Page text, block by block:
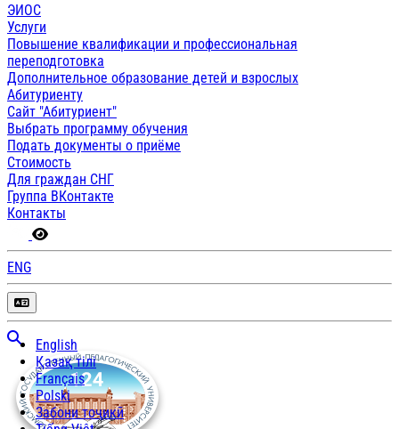
ЭИОС
Услуги
Повышение квалификации и профессиональная
переподготовка
Дополнительное образование детей и взрослых
Абитуриенту
Сайт "Абитуриент"
Выбрать программу обучения
Подать документы о приёме
Стоимость
Для граждан СНГ
Группа ВКонтакте
Контакты
ENG
English
Қазақ тілі
Français
Polski
Забони тоҷикӣ